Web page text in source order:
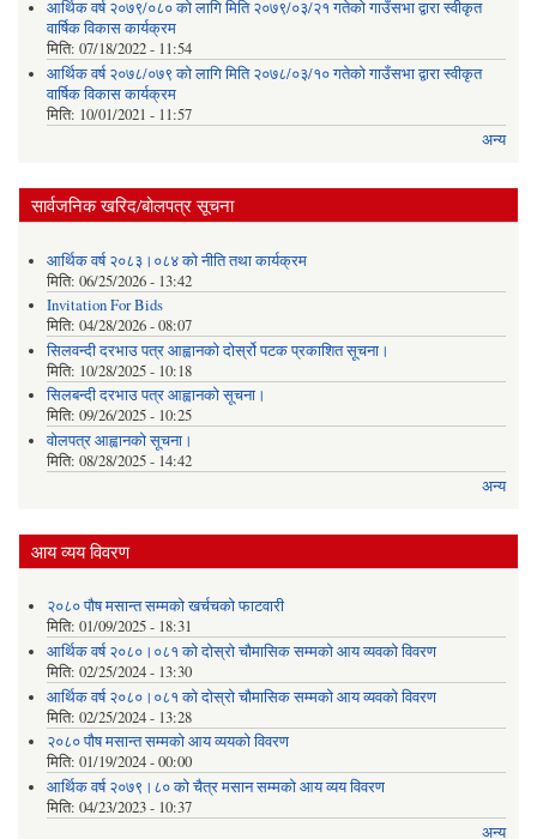
आर्थिक वर्ष २०७९/०८० को लागि मिति २०७९/०३/२१ गतेको गाउँसभा द्वारा स्वीकृत
वार्षिक विकास कार्यक्रम
मिति: 07/18/2022 - 11:54
आर्थिक वर्ष २०७८/०७९ को लागि मिति २०७८/०३/१० गतेको गाउँसभा द्वारा स्वीकृत
वार्षिक विकास कार्यक्रम
मिति: 10/01/2021 - 11:57
अन्य
सार्वजनिक खरिद/बोलपत्र सूचना
आर्थिक वर्ष २०८३।०८४ को नीति तथा कार्यक्रम
मिति: 06/25/2026 - 13:42
Invitation For Bids
मिति: 04/28/2026 - 08:07
सिलवन्दी दरभाउ पत्र आह्वानको दोर्स्रो पटक प्रकाशित सूचना।
मिति: 10/28/2025 - 10:18
सिलबन्दी दरभाउ पत्र आह्वानको सूचना।
मिति: 09/26/2025 - 10:25
वोलपत्र आह्वानको सूचना।
मिति: 08/28/2025 - 14:42
अन्य
आय व्यय विवरण
२०८० पौष मसान्त सम्मको खर्चचको फाटवारी
मिति: 01/09/2025 - 18:31
आर्थिक वर्ष २०८०।०८१ को दोस्रो चौमासिक सम्मको आय व्यवको विवरण
मिति: 02/25/2024 - 13:30
आर्थिक वर्ष २०८०।०८१ को दोस्रो चौमासिक सम्मको आय व्यवको विवरण
मिति: 02/25/2024 - 13:28
२०८० पौष मसान्त सम्मको आय व्ययको विवरण
मिति: 01/19/2024 - 00:00
आर्थिक वर्ष २०७९।८० को चैत्र मसान सम्मको आय व्यय विवरण
मिति: 04/23/2023 - 10:37
अन्य